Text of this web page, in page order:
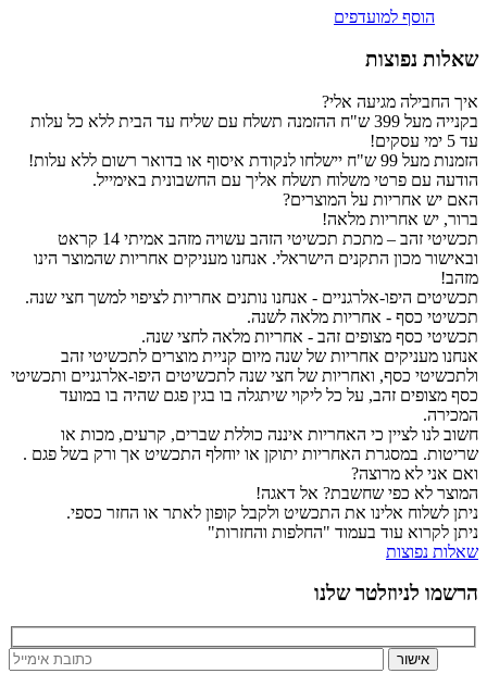
הוסף למועדפים
שאלות נפוצות
איך החבילה מגיעה אלי?
בקנייה מעל 399 ש"ח ההזמנה תשלח עם שליח עד הבית ללא כל עלות
עד 5 ימי עסקים!
הזמנות מעל 99 ש"ח יישלחו לנקודת איסוף או בדואר רשום ללא עלות!
הודעה עם פרטי משלוח תשלח אליך עם החשבונית באימייל.
האם יש אחריות על המוצרים?
ברור, יש אחריות מלאה!
תכשיטי זהב – מתכת תכשיטי הזהב עשויה מזהב אמיתי 14 קראט
ובאישור מכון התקנים הישראלי. אנחנו מעניקים אחריות שהמוצר הינו
מזהב!
תכשיטים היפו-אלרגניים - אנחנו נותנים אחריות לציפוי למשך חצי שנה.
תכשיטי כסף - אחריות מלאה לשנה.
תכשיטי כסף מצופים זהב - אחריות מלאה לחצי שנה.
אנחנו מעניקים אחריות של שנה מיום קניית מוצרים לתכשיטי זהב
ולתכשיטי כסף, ואחריות של חצי שנה לתכשיטים היפו-אלרגניים ותכשיטי
כסף מצופים זהב, על כל ליקוי שיתגלה בו בגין פגם שהיה בו במועד
המכירה.
חשוב לנו לציין כי האחריות איננה כוללת שברים, קרעים, מכות או
שריטות. במסגרת האחריות יתוקן או יוחלף התכשיט אך ורק בשל פגם .
ואם אני לא מרוצה?
המוצר לא כפי שחשבת? אל דאגה!
ניתן לשלוח אלינו את התכשיט ולקבל קופון לאתר או החזר כספי.
ניתן לקרוא עוד בעמוד "החלפות והחזרות"
שאלות נפוצות
הרשמו לניוזלטר שלנו